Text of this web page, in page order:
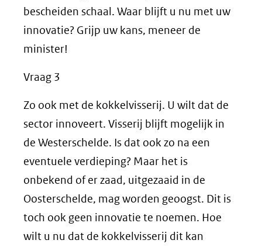
bescheiden schaal. Waar blijft u nu met uw
innovatie? Grijp uw kans, meneer de
minister!
Vraag 3
Zo ook met de kokkelvisserij. U wilt dat de
sector innoveert. Visserij blijft mogelijk in
de Westerschelde. Is dat ook zo na een
eventuele verdieping? Maar het is
onbekend of er zaad, uitgezaaid in de
Oosterschelde, mag worden geoogst. Dit is
toch ook geen innovatie te noemen. Hoe
wilt u nu dat de kokkelvisserij dit kan